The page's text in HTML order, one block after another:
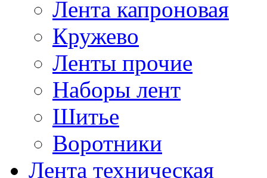
Лента капроновая
Кружево
Ленты прочие
Наборы лент
Шитье
Воротники
Лента техническая